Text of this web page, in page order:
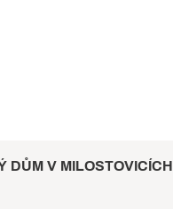
DŮM V MILOSTOVICÍCH